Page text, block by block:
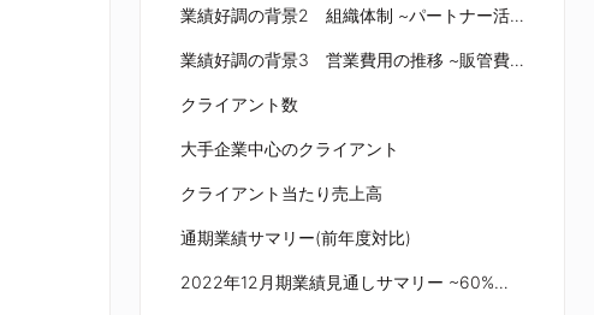
業績好調の背景2 組織体制 ~パートナー活用などにより機動的な案件受注と1人当たり売上高増加を実現~
業績好調の背景3 営業費用の推移 ~販管費の対売上高比率が低下~
クライアント数
大手企業中心のクライアント
クライアント当たり売上高
通期業績サマリー(前年度対比)
2022年12月期業績見通しサマリー ~60%増収 / 30%増益の予想~